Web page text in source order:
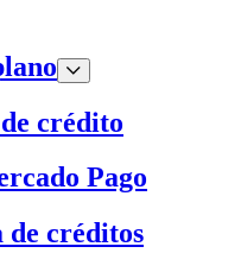
crédito
Pago
de créditos